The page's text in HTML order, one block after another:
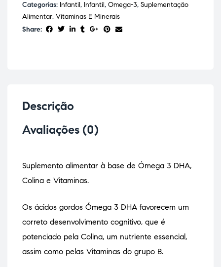
Categorias: Infantil, Infantil, Omega-3, Suplementação
Alimentar, Vitaminas E Minerais
Share:
Descrição
Avaliações (0)
Suplemento alimentar à base de Ómega 3 DHA,
Colina e Vitaminas.
Os ácidos gordos Ómega 3 DHA favorecem um
correto desenvolvimento cognitivo, que é
potenciado pela Colina, um nutriente essencial,
assim como pelas Vitaminas do grupo B.